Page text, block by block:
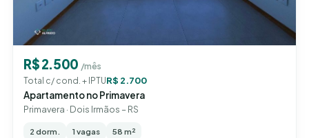
R$ 2.500 /mês
Total c/ cond. + IPTUR$ 2.700
Apartamento no Primavera
Primavera · Dois Irmãos – RS
2 dorm. 1 vagas 58 m²